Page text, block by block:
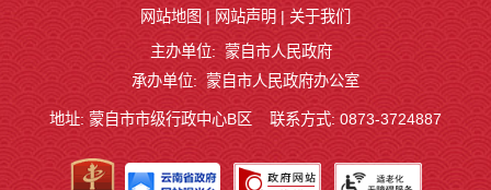
网站地图 | 网站声明 | 关于我们
主办单位: 蒙自市人民政府
承办单位: 蒙自市人民政府办公室
地址: 蒙自市市级行政中心B区 联系方式: 0873-3724887